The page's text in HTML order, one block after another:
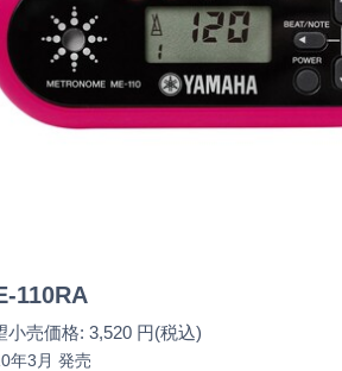
110RA
小売価格: 3,520 円(税込)
年3月 発売